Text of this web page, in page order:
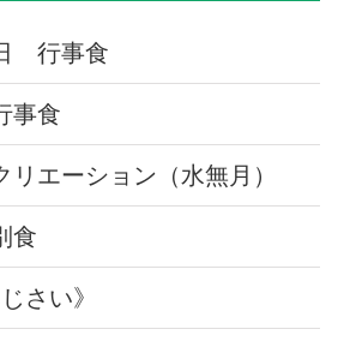
行事食
事食
リエーション（水無月）
食
さい》